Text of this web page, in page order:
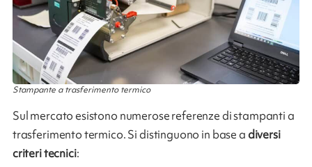
Stampante a trasferimento termico
Sul mercato esistono numerose referenze di stampanti a
trasferimento termico. Si distinguono in base adiversi
criteri tecnici: